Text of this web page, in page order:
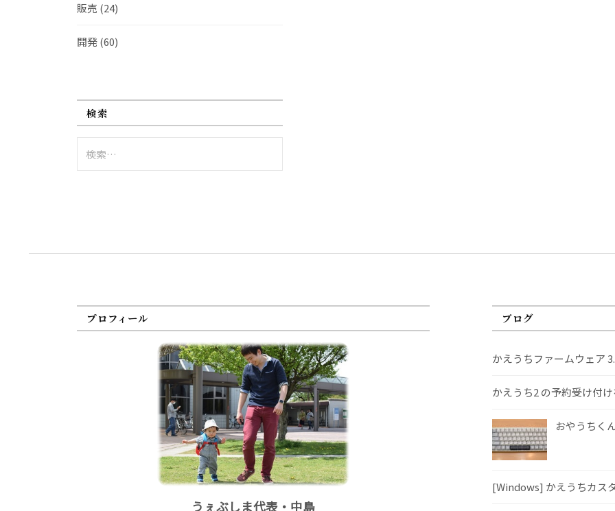
販売 (24)
開発(60)
検索
索:
プロフィール
うぇぶしま代表・中島
ブログ
かえうちファームウェア
かえうち2 の予約受け付
おやうちく
[Windows] かえうちカス